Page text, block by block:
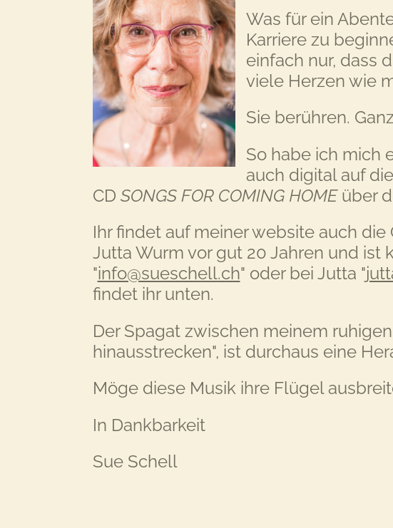
Was für ein
Karriere zu
einfach nur, dass
viele Herzen wie
Sie berühren.
So habe ich mich
auch digital auf
CD SONGS FOR COMING HOME über
Ihr findet auf meiner website auch die
Jutta Wurm vor gut 20 Jahren und ist
"info@sueschell.ch" oder bei Jutta "
findet ihr unten.
Der Spagat zwischen meinem
hinausstrecken", ist durchaus eine
Möge diese Musik ihre Flügel
In Dankbarkeit
Sue Schell